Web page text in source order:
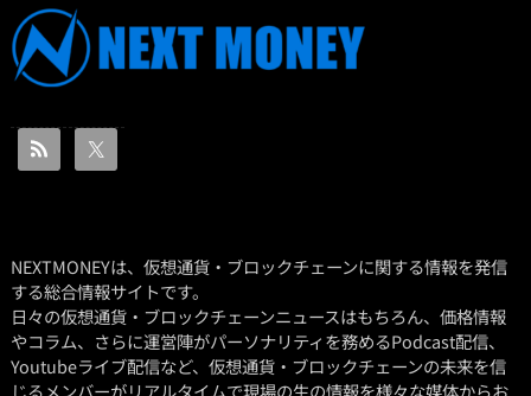
NEXTMONEYは、仮想通貨・ブロックチェーンに関する情報を発信
する総合情報サイトです。
日々の仮想通貨・ブロックチェーンニュースはもちろん、価格情報
やコラム、さらに運営陣がパーソナリティを務めるPodcast配信、
Youtubeライブ配信など、仮想通貨・ブロックチェーンの未来を信
じるメンバーがリアルタイムで現場の生の情報を様々な媒体からお